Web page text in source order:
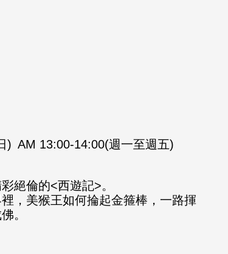
) AM 13:00-14:00(週一至週五)
絕倫的<西遊記>。
，美猴王如何掄起金箍棒，一路揮
。